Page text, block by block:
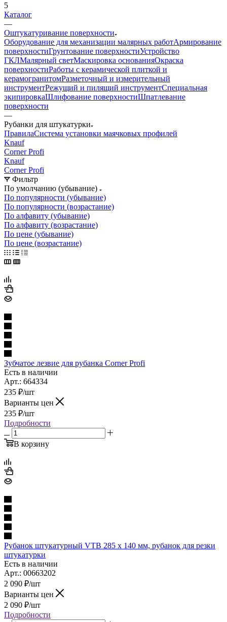
5
Каталог
—
Оштукатуривание поверхности
Оборудование для механизации малярных работАрмирование
поверхностиГрунтование поверхностиУстройство
ГКЛМалярный светМаскировка основанияОкраска
поверхностиРаботы с керамической плиткой и
керамогранитомРазметочный и измерительный
инструментРежущий и пилящий инструментСпециальная
экипировкаШлифование поверхностиШпатлевание
поверхности
—
Рубанки для штукатурки
ПравилаСистема установки маячковых профилей
Knauf
Corner Profi
Knauf
Corner Profi
Фильтр
По умолчанию (убывание)
По популярности (убывание)
По популярности (возрастание)
По алфавиту (убывание)
По алфавиту (возрастание)
По цене (убывание)
По цене (возрастание)
Зубчатое лезвие для рубанка Corner Profi
Есть в наличии
Арт.: 664334
235 ₽/шт
Варианты цен
235 ₽/шт
Подробности
В корзину
Рубанок штукатурный VTB 285 х 140 мм, рубанок для резки
штукатурки
Есть в наличии
Арт.: 00663202
2 090 ₽/шт
Варианты цен
2 090 ₽/шт
Подробности